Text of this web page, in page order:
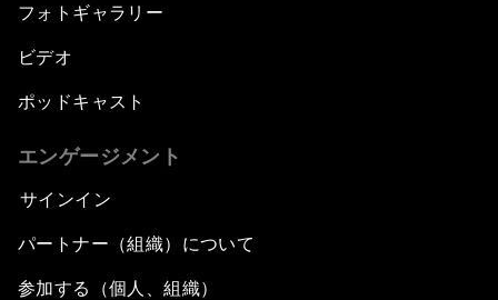
フォトギャラリー
ビデオ
ポッドキャスト
エンゲージメント
サインイン
パートナー（組織）について
参加する（個人、組織）